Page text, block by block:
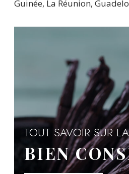
Guinée, La Réunion,
TOUT SAVOIR SUR
BIEN